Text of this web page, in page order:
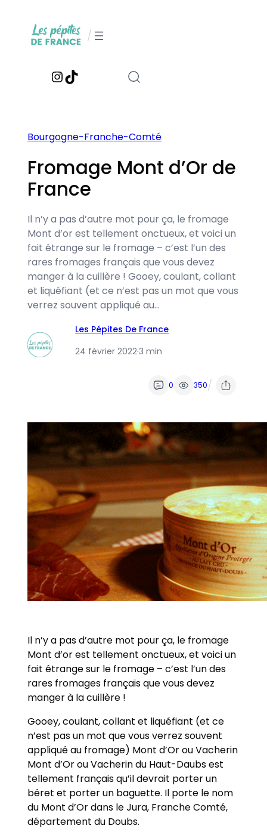
contenu
/
Instagram
TikTok
Bourgogne-Franche-Comté
Fromage Mont d’Or de
France
Il n’y a pas d’autre mot pour ça, le fromage
Mont d’or est tellement onctueux, et voici un
fait étrange sur le fromage – c’est l’un des
rares fromages français que vous devez
manger à la cuillère ! Gooey, coulant, collant
et liquéfiant (et ce n’est pas un mot que vous
verrez souvent appliqué au…
Les Pépites De France
24 février 2022·3 min
0 350/
Il n’y a pas d’autre mot pour ça, le fromage
Mont d’or est tellement onctueux, et voici un
fait étrange sur le fromage – c’est l’un des
rares fromages français que vous devez
manger à la cuillère !
Gooey, coulant, collant et liquéfiant (et ce
n’est pas un mot que vous verrez souvent
appliqué au fromage) Mont d’Or ou Vacherin
Mont d’Or ou Vacherin du Haut-Daubs est
tellement français qu’il devrait porter un
béret et porter un baguette. Il porte le nom
du Mont d’Or dans le Jura, Franche Comté,
département du Doubs.